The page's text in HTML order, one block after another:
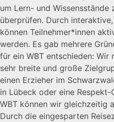
um Lern- und
überprüfen. Durch
können Teilnehmer*innen
werden. Es gab mehrere
für ein WBT entschieden: Wir
sehr breite und große
einen Erzieher im
in Lübeck oder eine
WBT können wir gleichzeitig
Durch die eingesparten